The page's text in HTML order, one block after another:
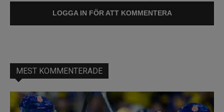
LOGGA IN FÖR ATT KOMMENTERA
MEST KOMMENTERADE